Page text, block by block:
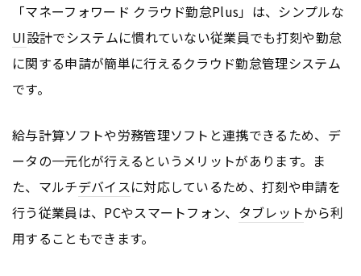
「マネーフォワード クラウド勤怠Plus」は、シンプルな
UI設計でシステムに慣れていない従業員でも打刻や勤怠
に関する申請が簡単に行えるクラウド勤怠管理システム
です。
給与計算ソフトや労務管理ソフトと連携できるため、デ
ータの一元化が行えるというメリットがあります。ま
た、マルチデバイスに対応しているため、打刻や申請を
行う従業員は、PCやスマートフォン、 タブレットから利
用することもできます。